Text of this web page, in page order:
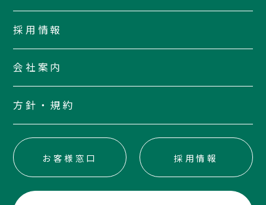
採用情報
会社案内
方針・規約
お客様窓口 採用情報